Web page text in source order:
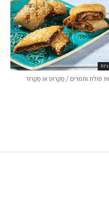
סולת ותמרים / מַקְרוּט או מַקְרוּד